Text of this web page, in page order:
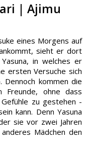
| Ajimu
eines Morgens auf
sieht er dort
in welches er
ersten Versuche sich
Dennoch kommen die
Freunde, ohne dass
zu gestehen -
kann. Denn Yasuna
sie vor zwei Jahren
Mädchen den